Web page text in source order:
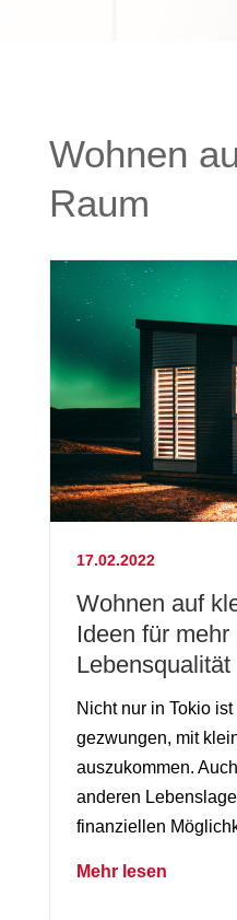
Wohnen
Raum
17.02.2022
Wohnen auf
Ideen für mehr
Lebensqualität
Nicht nur in Tokio
gezwungen, mit
auszukommen.
anderen
finanziellen
Mehr lesen